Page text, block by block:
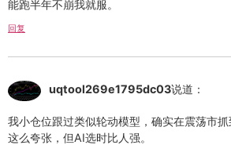
能跑半年不崩我就服。
回复
uqtool269e1795dc03说道：
我小仓位跟过类似轮动模型，确实在震荡市
这么夸张，但AI选时比人强。